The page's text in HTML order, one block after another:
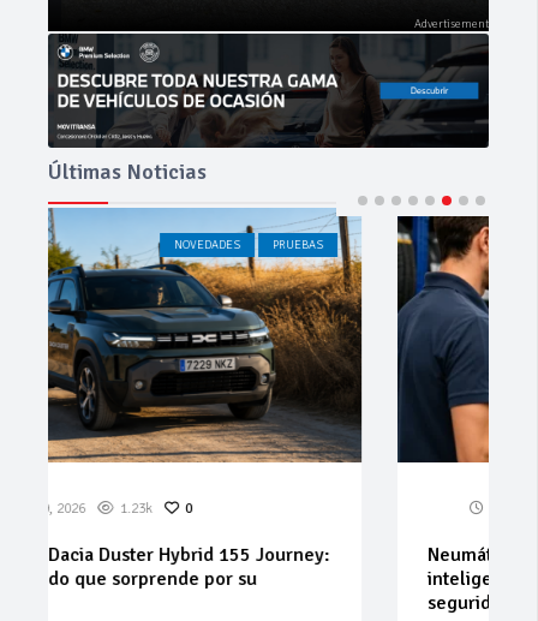
Últimas Noticias
ACTUALIDAD
Jul 27, 2026
Neumáticos de ocasión: la alternativa
inteligente para ahorrar sin renunciar a la